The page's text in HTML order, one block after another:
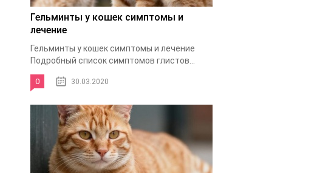
Гельминты у кошек симптомы и
лечение
Гельминты у кошек симптомы и лечение
Подробный список симптомов глистов...
0 30.03.2020